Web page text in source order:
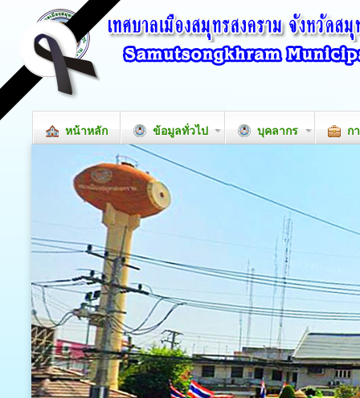
หน้าหลัก ข้อมูลทั่วไป บุคลากร ก